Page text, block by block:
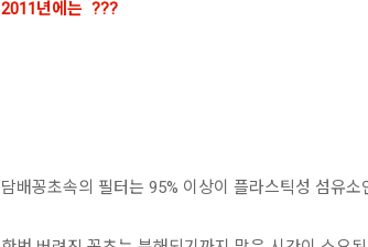
2011년에는 ???
담배꽁초속의 필터는 95% 이상이 플라스틱성 섬유